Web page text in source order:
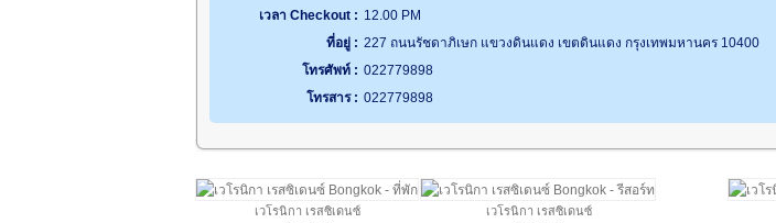
เวลา Checkout : 12.00 PM
ที่อยู่ : 227 ถนนรัชดาภิเษก แขวงดินแดง เขตดินแดง กรุงเทพมหานคร 10400
โทรศัพท์ : 022779898
โทรสาร : 022779898
เวโรนิกา เรสซิเดนซ์
เวโรนิกา เรสซิเดนซ์